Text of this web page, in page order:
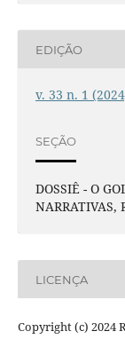
EDIÇÃO
v. 33 n. 1
SEÇÃO
DOSSIÊ - O
NARRATIVAS,
LICENÇA
Copyright (c) 2024